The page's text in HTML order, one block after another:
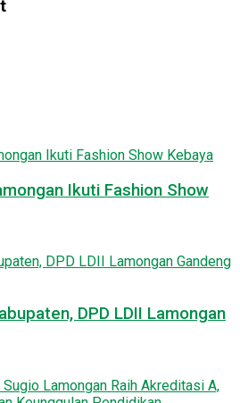
Ikuti Fashion Show
DPD LDII Lamongan